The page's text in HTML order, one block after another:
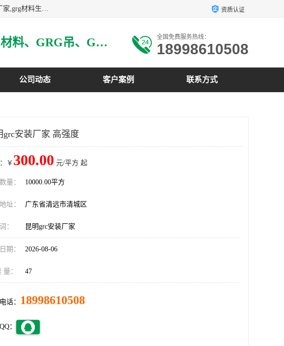
主营广东grg厂家,广东grc厂家,grg材料,grc材料,grg厂家,grc厂家,grg吊顶,grg造型,grg构件,grc构件,grc线条,grc构件厂家,grg材料生产厂家,grg材料定制,uhpc,uhpc厂家,uhpc外墙挂板,uhpc镂空幕墙板,3万平方厂房,如果您对我公司的产品服务感兴趣,请联系我们. 资质认证
主要生产：GRG材料、GRG吊、GRG构件、GRG线条、GRG艺术造型、GRG吊材料等 全国免费服务热线：
18998610508
公司动态 客户案例 联系方式
grc安装厂家 高强度
￥ 300.00 元/平方 起
量： 10000.00平方
址： 广东省清远市清城区
： 昆明grc安装厂家
期： 2026-08-06
量： 47
话： 18998610508
：